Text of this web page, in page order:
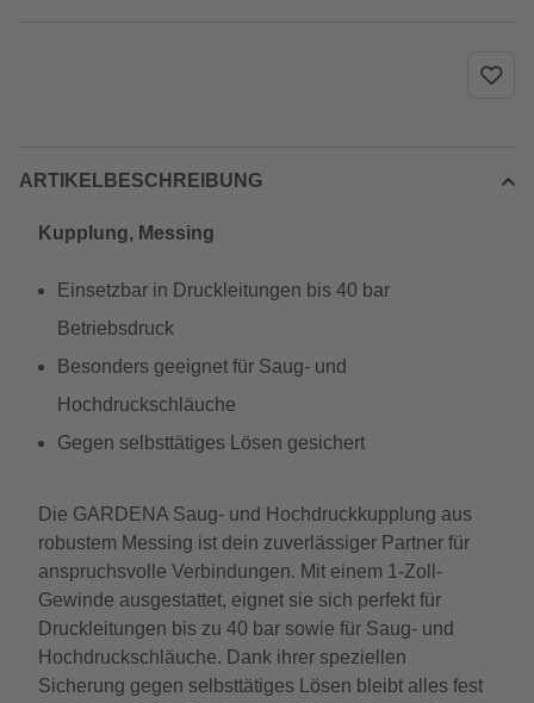
ARTIKELBESCHREIBUNG
Kupplung, Messing
Einsetzbar in Druckleitungen bis 40 bar
Betriebsdruck
Besonders geeignet für Saug- und
Hochdruckschläuche
Gegen selbsttätiges Lösen gesichert
Die GARDENA Saug- und Hochdruckkupplung aus
robustem Messing ist dein zuverlässiger Partner für
anspruchsvolle Verbindungen. Mit einem 1-Zoll-
Gewinde ausgestattet, eignet sie sich perfekt für
Druckleitungen bis zu 40 bar sowie für Saug- und
Hochdruckschläuche. Dank ihrer speziellen
Sicherung gegen selbsttätiges Lösen bleibt alles fest